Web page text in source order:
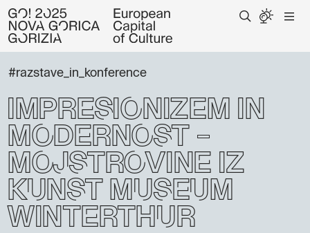
#razstave_in_konference
Impresionizem in
modernost –
Mojstrovine iz
Kunst Museum
Winterthur